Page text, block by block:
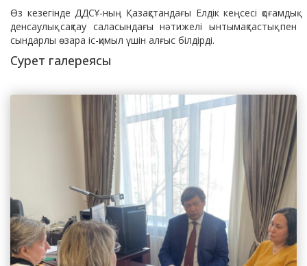
Өз кезегінде ДДСҰ-ның Қазақстандағы Елдік кеңсесі қоғамдық
денсаулық сақтау саласындағы нәтижелі ынтымақтастық пен
сындарлы өзара іс-қимыл үшін алғыс білдірді.
Сурет галереясы